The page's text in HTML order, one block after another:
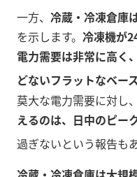
一方、 冷蔵・冷凍倉庫
を示します。 冷凍機が
電力需要は非常に高く
どないフラットなベー
莫大な電力需要に対し、
えるのは、日中のピー
過ぎないという報告も